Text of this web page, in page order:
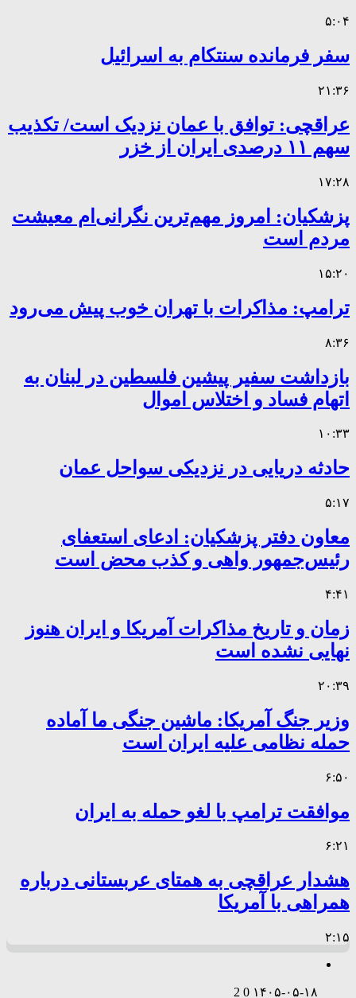
۵:۰۴
سفر فرمانده سنتکام به اسرائیل
۲۱:۳۶
عراقچی: توافق با عمان نزدیک است/ تکذیب
سهم ۱۱ درصدی ایران از خزر
۱۷:۲۸
پزشکیان: امروز مهم‌ترین نگرانی‌ام معیشت
مردم است
۱۵:۲۰
ترامپ: مذاکرات با تهران خوب پیش می‌رود
۸:۳۶
بازداشت سفیر پیشین فلسطین در لبنان به
اتهام فساد و اختلاس اموال
۱۰:۳۳
حادثه دریایی در نزدیکی سواحل عمان
۵:۱۷
معاون دفتر پزشکیان: ادعای استعفای
رئیس‌جمهور واهی و کذب محض است
۴:۴۱
زمان و تاریخ مذاکرات آمریکا و ایران هنوز
نهایی نشده است
۲۰:۳۹
وزیر جنگ آمریکا: ماشین جنگی ما آماده
حمله نظامی علیه ایران است
۶:۵۰
موافقت ترامپ با لغو حمله به ایران
۶:۲۱
هشدار عراقچی به همتای عربستانی درباره
همراهی با آمریکا
۲:۱۵
۱۴۰۵-۰۵-۱۸ 0
2